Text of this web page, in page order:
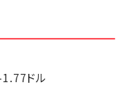
ドル